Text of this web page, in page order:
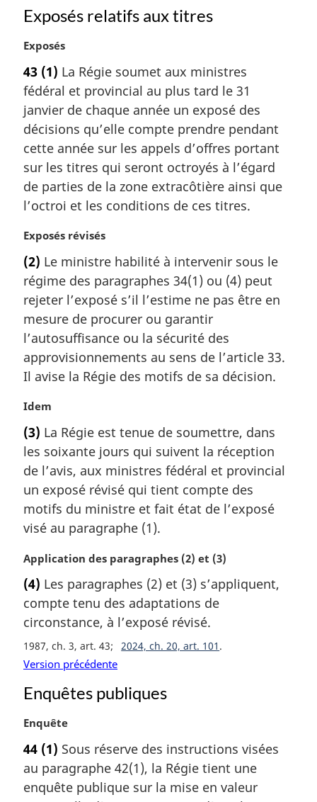
e
Exposés relatifs aux titres
N
t
e
m
a
g
i
n
a
e
Exposés
43 (1) La Régie soumet aux ministres
fédéral et provincial au plus tard le 31
janvier de chaque année un exposé des
décisions qu’elle compte prendre pendant
cette année sur les appels d’offres portant
sur les titres qui seront octroyés à l’égard
de parties de la zone extracôtière ainsi que
l’octroi et les conditions de ces titres.
N
t
e
m
a
g
i
n
l
:
Exposés révisés
(2) Le ministre habilité à intervenir sous le
régime des paragraphes 34(1) ou (4) peut
rejeter l’exposé s’il l’estime ne pas être en
mesure de procurer ou garantir
l’autosuffisance ou la sécurité des
approvisionnements au sens de l’article 33.
Il avise la Régie des motifs de sa décision.
N
t
e
m
a
g
i
a
l
e
:
Idem
(3) La Régie est tenue de soumettre, dans
les soixante jours qui suivent la réception
de l’avis, aux ministres fédéral et provincial
un exposé révisé qui tient compte des
motifs du ministre et fait état de l’exposé
visé au paragraphe (1).
N
t
e
m
r
g
n
l
e
Application des paragraphes (2) et (3)
(4) Les paragraphes (2) et (3) s’appliquent,
compte tenu des adaptations de
circonstance, à l’exposé révisé.
1987, ch. 3, art. 43 2024, ch. 20, art. 101
Version précédente
Enquêtes publiques
N
t
e
m
Enquête
44 (1) Sous réserve des instructions visées
au paragraphe 42(1), la Régie tient une
enquête publique sur la mise en valeur